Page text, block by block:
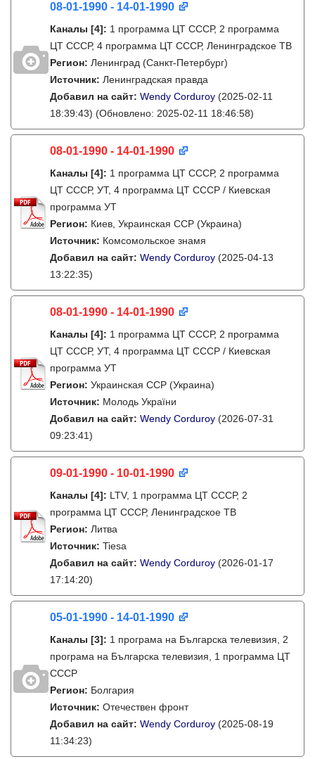
08-01-1990 - 14-01-1990
Каналы [4]: 1 программа ЦТ СССР, 2 программа
ЦТ СССР, 4 программа ЦТ СССР, Ленинградское ТВ
Регион: Ленинград (Санкт-Петербург)
Источник: Ленинградская правда
Добавил на сайт: Wendy Corduroy (2025-02-11
18:39:43) (Обновлено: 2025-02-11 18:46:58)
08-01-1990 - 14-01-1990
Каналы [4]: 1 программа ЦТ СССР, 2 программа
ЦТ СССР, УТ, 4 программа ЦТ СССР / Киевская
программа УТ
Регион: Киев, Украинская ССР (Украина)
Источник: Комсомольское знамя
Добавил на сайт: Wendy Corduroy (2025-04-13
13:22:35)
08-01-1990 - 14-01-1990
Каналы [4]: 1 программа ЦТ СССР, 2 программа
ЦТ СССР, УТ, 4 программа ЦТ СССР / Киевская
программа УТ
Регион: Украинская ССР (Украина)
Источник: Молодь України
Добавил на сайт: Wendy Corduroy (2026-07-31
09:23:41)
09-01-1990 - 10-01-1990
Каналы [4]: LTV, 1 программа ЦТ СССР, 2
программа ЦТ СССР, Ленинградское ТВ
Регион: Литва
Источник: Tiesa
Добавил на сайт: Wendy Corduroy (2026-01-17
17:14:20)
05-01-1990 - 14-01-1990
Каналы [3]: 1 програма на Българска телевизия, 2
програма на Българска телевизия, 1 программа ЦТ
СССР
Регион: Болгария
Источник: Отечествен фронт
Добавил на сайт: Wendy Corduroy (2025-08-19
11:34:23)